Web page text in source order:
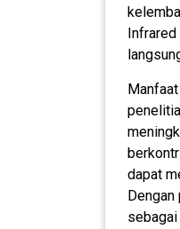
Infrared
dapat
Dengan